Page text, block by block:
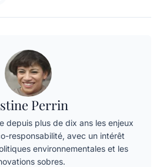
Perrin
depuis plus de dix ans les enjeux
responsabilité, avec un intérêt
environnementales et les
sobres.